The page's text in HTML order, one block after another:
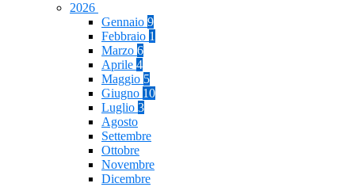
2026
Gennaio 9
Febbraio 1
Marzo 6
Aprile 4
Maggio 5
Giugno 10
Luglio 3
Agosto
Settembre
Ottobre
Novembre
Dicembre